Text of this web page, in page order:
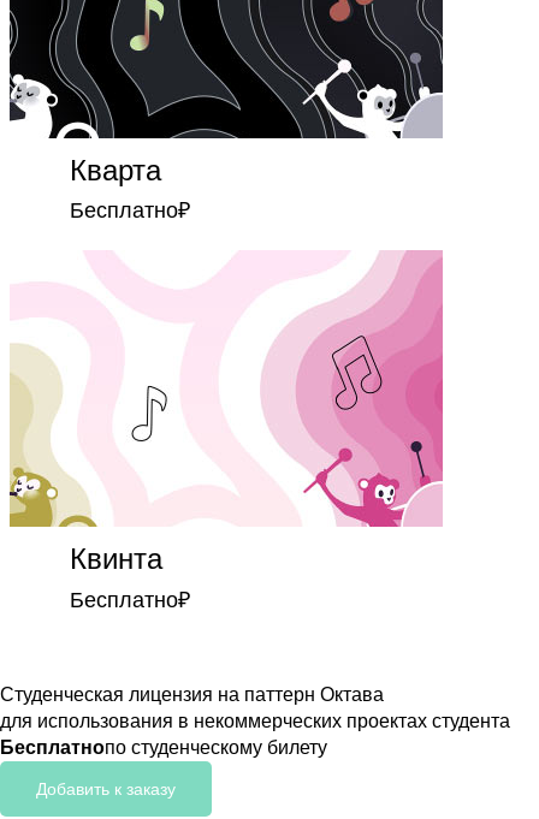
Кварта
Бесплатно₽
Квинта
Бесплатно₽
Студенческая лицензия на паттерн Октава
для использования в некоммерческих проектах студента
Бесплатнопо студенческому билету
Добавить к заказу